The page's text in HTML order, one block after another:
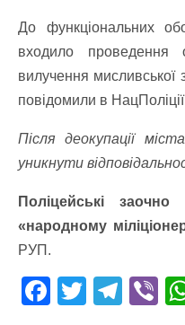
До функціональних
входило проведення
вилучення мисливської
повідомили в
Після деокупації
уникнути
Поліцейські
«народному
РУП.
F T T Vi